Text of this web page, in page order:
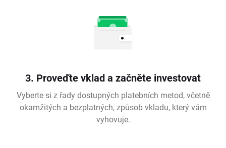
3. Proveďte vklad a začněte investovat
Vyberte si z řady dostupných platebních metod, včetně
okamžitých a bezplatných, způsob vkladu, který vám
vyhovuje.